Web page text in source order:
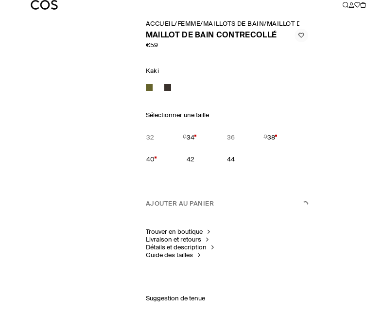
ACCUEIL/ FEMME/ MAILLOTS DE BAIN/ MAILLOT DE BAIN
MAILLOT DE BAIN CONTRECOLLÉ
€59
Kaki
Sélectionner une taille
32 34 36 38
40 42 44
AJOUTER AU PANIER
Trouver en boutique
Livraison et retours
Détails et description
Guide des tailles
Suggestion de tenue